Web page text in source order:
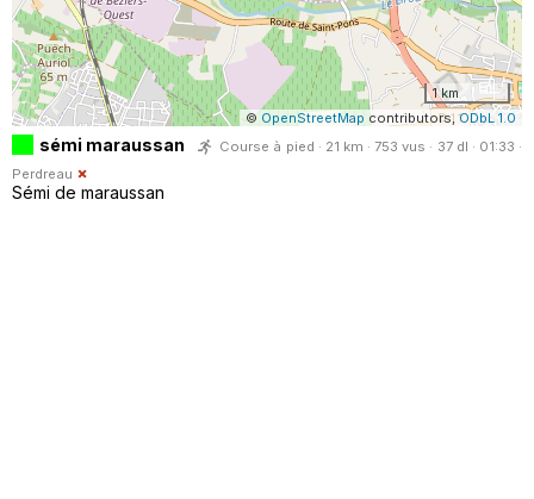
1 km
© OpenStreetMap contributors,ODbL 1.0
sémi maraussan
Course à pied · 21 km · 753 vus · 37 dl · 01:33 ·
Perdreau
Sémi de maraussan